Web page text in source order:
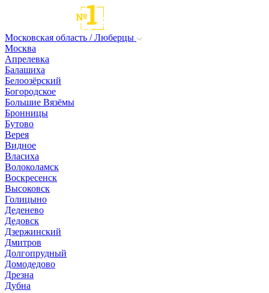
Московская область / Люберцы
Москва
Апрелевка
Балашиха
Белоозёрский
Богородское
Большие Вязёмы
Бронницы
Бутово
Верея
Видное
Власиха
Волоколамск
Воскресенск
Высоковск
Голицыно
Деденево
Дедовск
Дзержинский
Дмитров
Долгопрудный
Домодедово
Дрезна
Дубна